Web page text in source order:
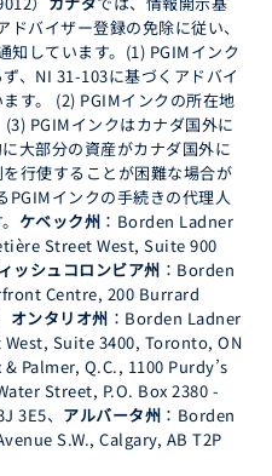
バイザー登録の免除に従い、
知しています。(1) PGIMインク
、NI 31-103に基づくアドバイ
す。 (2) PGIMインクの所在地
PGIMインクはカナダ国外に
大部分の資産がカナダ国外に
行使することが困難な場合が
PGIMインクの手続きの代理人
ケベック州 ：Borden Ladner
Street West, Suite 900
ッシュコロンビア州 ：Borden
Centre, 200 Burrard
オンタリオ州 ：Borden Ladner
Suite 3400, Toronto, ON
& Palmer, Q.C., 1100 Purdy’s
Street, P.O. Box 2380 -
3E5、 アルバータ州 ：Borden
S.W., Calgary, AB T2P